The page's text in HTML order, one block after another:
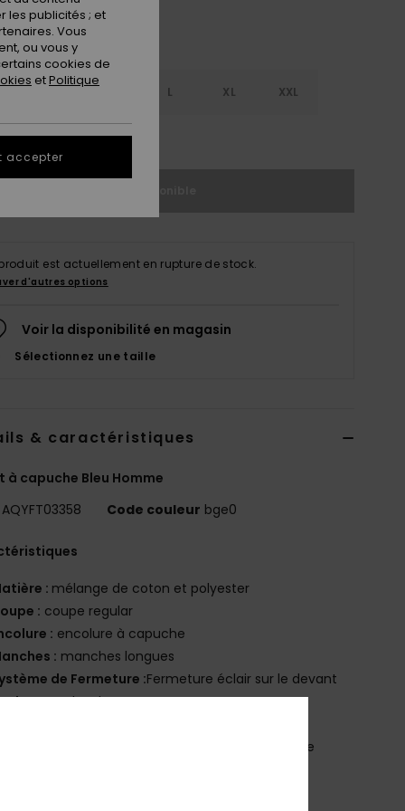
L XL XXL
le Guide des tailles
est actuellement en rupture de stock.
d'autres options
Voir la disponibilité en magasin
Sélectionnez une taille
& caractéristiques
à capuche Bleu Homme
AQYFT03358 Code couleur bge0
: mélange de coton et polyester
: coupe regular
: encolure à capuche
: manches longues
de Fermeture :Fermeture éclair sur le devant
:Poches kangourou
Sérigraphie sur la poitrine et la manche
les publicités ; et
Vous
ou vous y
cookies de
etPolitique
accepter